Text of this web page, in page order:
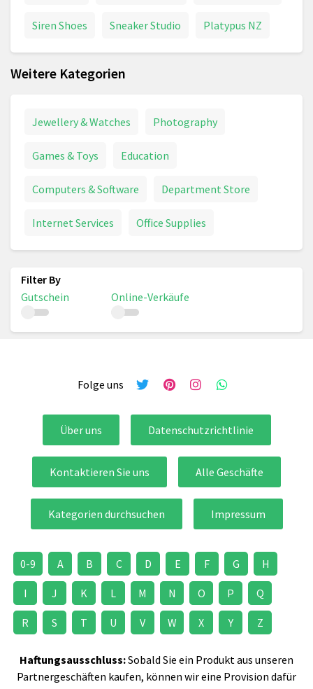
Siren Shoes Sneaker Studio Platypus NZ
Weitere Kategorien
Jewellery & Watches Photography
Games & Toys Education
Computers & Software Department Store
Internet Services Office Supplies
Gutschein Online-Verkäufe
Folge uns
Über uns Datenschutzrichtlinie
Kontaktieren Sie uns Alle Geschäfte
Kategorien durchsuchen Impressum
0-9 A B C D E F G H
I J K L M N O P Q
R S T U V W X Y Z
Haftungsausschluss:Sobald Sie ein Produkt aus unseren
Partnergeschäften kaufen, können wir eine Provision dafür